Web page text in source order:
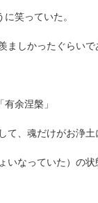
笑っていた。
ましかったぐらいで
余涅槃」
て、魂だけがお浄土
いなっていた）の状